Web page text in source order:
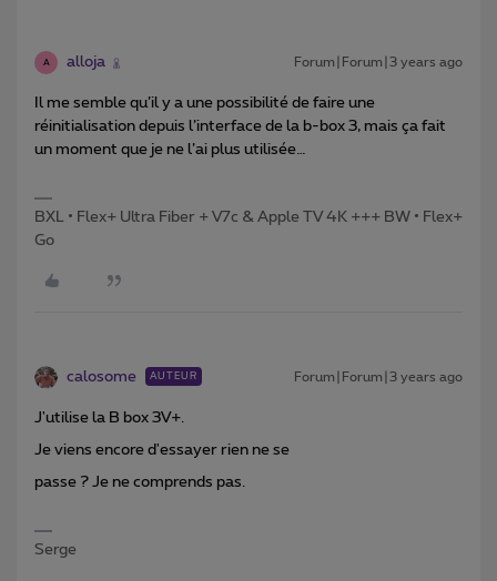
A alloja Forum|Forum|3 years ago
Il me semble qu’il y a une possibilité de faire une
réinitialisation depuis l’interface de la b-box 3, mais ça fait
un moment que je ne l’ai plus utilisée…
BXL • Flex+ Ultra Fiber + V7c & Apple TV 4K +++ BW • Flex+
Go
calosome AUTEUR Forum|Forum|3 years ago
J'utilise la B box 3V+.
Je viens encore d'essayer rien ne se
passe ? Je ne comprends pas.
Serge